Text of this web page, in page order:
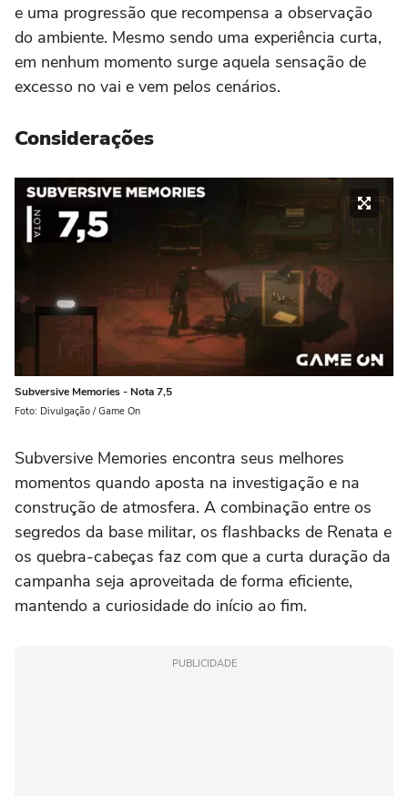
e uma progressão que recompensa a observação
do ambiente. Mesmo sendo uma experiência curta,
em nenhum momento surge aquela sensação de
excesso no vai e vem pelos cenários.
Considerações
Subversive Memories - Nota 7,5
Foto: Divulgação / Game On
Subversive Memories encontra seus melhores
momentos quando aposta na investigação e na
construção de atmosfera. A combinação entre os
segredos da base militar, os flashbacks de Renata e
os quebra-cabeças faz com que a curta duração da
campanha seja aproveitada de forma eficiente,
mantendo a curiosidade do início ao fim.
PUBLICIDADE